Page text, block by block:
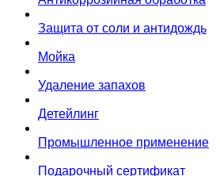
Защита от соли и антидождь
Мойка
Удаление запахов
Детейлинг
Промышленное применение
Подарочный сертификат